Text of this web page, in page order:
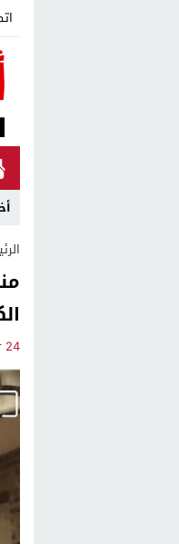
24